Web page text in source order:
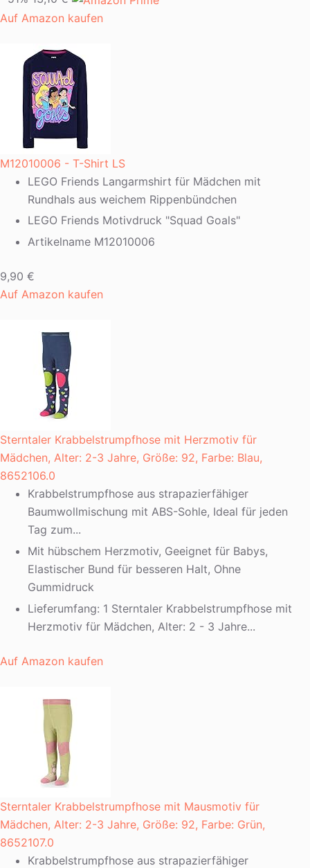
Auf Amazon kaufen
M12010006 - T-Shirt LS
LEGO Friends Langarmshirt für Mädchen mit
Rundhals aus weichem Rippenbündchen
LEGO Friends Motivdruck "Squad Goals"
Artikelname M12010006
9,90 €
Auf Amazon kaufen
Sterntaler Krabbelstrumpfhose mit Herzmotiv für
Mädchen, Alter: 2-3 Jahre, Größe: 92, Farbe: Blau,
8652106.0
Krabbelstrumpfhose aus strapazierfähiger
Baumwollmischung mit ABS-Sohle, Ideal für jeden
Tag zum...
Mit hübschem Herzmotiv, Geeignet für Babys,
Elastischer Bund für besseren Halt, Ohne
Gummidruck
Lieferumfang: 1 Sterntaler Krabbelstrumpfhose mit
Herzmotiv für Mädchen, Alter: 2 - 3 Jahre...
Auf Amazon kaufen
Sterntaler Krabbelstrumpfhose mit Mausmotiv für
Mädchen, Alter: 2-3 Jahre, Größe: 92, Farbe: Grün,
8652107.0
Krabbelstrumpfhose aus strapazierfähiger